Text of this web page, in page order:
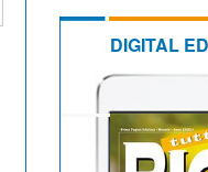
DIGITAL